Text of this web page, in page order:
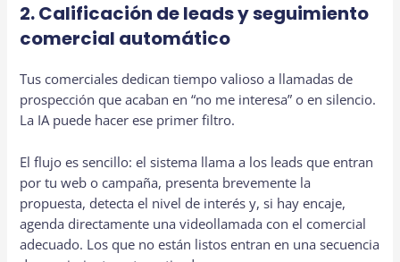
2. Calificación de leads y seguimiento
comercial automático
Tus comerciales dedican tiempo valioso a llamadas de
prospección que acaban en “no me interesa” o en silencio.
La IA puede hacer ese primer filtro.
El flujo es sencillo: el sistema llama a los leads que entran
por tu web o campaña, presenta brevemente la
propuesta, detecta el nivel de interés y, si hay encaje,
agenda directamente una videollamada con el comercial
adecuado. Los que no están listos entran en una secuencia